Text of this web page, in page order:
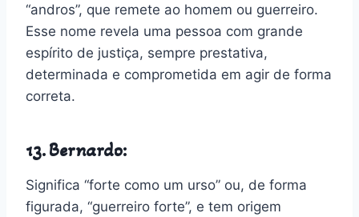
“andros”, que remete ao homem ou guerreiro.
Esse nome revela uma pessoa com grande
espírito de justiça, sempre prestativa,
determinada e comprometida em agir de forma
correta.
13. Bernardo:
Significa “forte como um urso” ou, de forma
figurada, “guerreiro forte”, e tem origem